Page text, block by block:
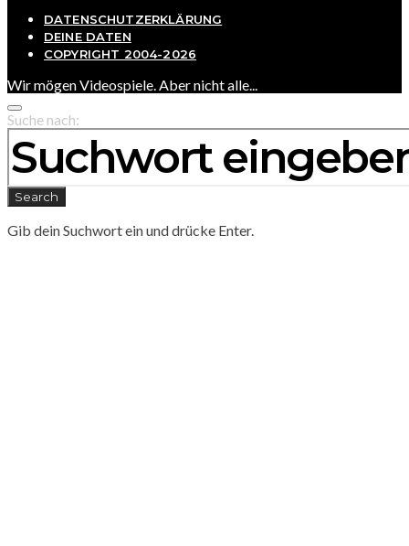
DATENSCHUTZERKLÄRUNG
DEINE DATEN
COPYRIGHT 2004-2026
Wir mögen Videospiele. Aber nicht alle...
Suche nach:
Search
Gib dein Suchwort ein und drücke Enter.